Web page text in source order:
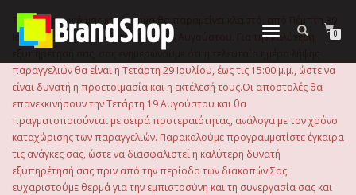
περιεχόμενο
Εναλλαγή
0
Το ηλεκτρονικό μας κατάστημα θα παραμείνει κλειστό, από Πέμπτη 30
Ιουλίου 2026 μέχρι και την Τρίτη 18 Αυγούστου. Για την καλύτερη
εξυπηρέτησή σας, σας ενημερώνουμε ότι η τελευταία ημέρα λήψης
παραγγελιών θα είναι η Τετάρτη 29 Ιουλίου, έως τις 15:00 μ.μ., ώστε να
είναι δυνατή η προετοιμασία και η εκτέλεσή τους.Οι αποστολές θα
επανεκκινήσουν την Τετάρτη 19 Αυγούστου και θα
πραγματοποιούνται με σειρά προτεραιότητας, ανάλογα με τον χρόνο
καταχώρισης των παραγγελιών. Παρακαλούμε προγραμματίστε έγκαιρα
τις ανάγκες σας, ώστε να διασφαλιστεί η καλύτερη δυνατή
εξυπηρέτησή σας πριν από την περίοδο των διακοπών.Σας
ευχαριστούμε θερμά για την εμπιστοσύνη και τη συνεργασία σας και